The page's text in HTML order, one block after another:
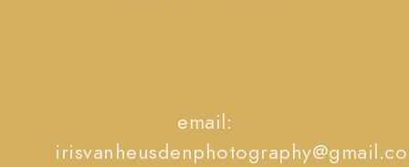
email: